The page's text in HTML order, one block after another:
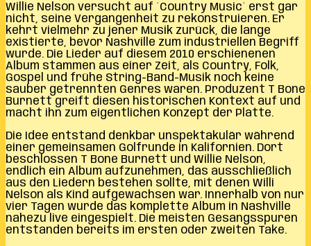
Willie Nelson versucht auf ´Country Music´ erst gar
nicht, seine Vergangenheit zu rekonstruieren. Er
kehrt vielmehr zu jener Musik zurück, die lange
existierte, bevor Nashville zum industriellen Begriff
wurde. Die Lieder auf diesem 2010 erschienenen
Album stammen aus einer Zeit, als Country, Folk,
Gospel und frühe String-Band-Musik noch keine
sauber getrennten Genres waren. Produzent T Bone
Burnett greift diesen historischen Kontext auf und
macht ihn zum eigentlichen Konzept der Platte.
Die Idee entstand denkbar unspektakulär während
einer gemeinsamen Golfrunde in Kalifornien. Dort
beschlossen T Bone Burnett und Willie Nelson,
endlich ein Album aufzunehmen, das ausschließlich
aus den Liedern bestehen sollte, mit denen Willi
Nelson als Kind aufgewachsen war. Innerhalb von nur
vier Tagen wurde das komplette Album in Nashville
nahezu live eingespielt. Die meisten Gesangsspuren
entstanden bereits im ersten oder zweiten Take.